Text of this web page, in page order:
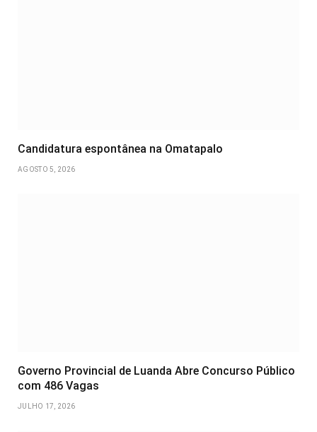
Candidatura espontânea na Omatapalo
AGOSTO 5, 2026
Governo Provincial de Luanda Abre Concurso Público
com 486 Vagas
JULHO 17, 2026